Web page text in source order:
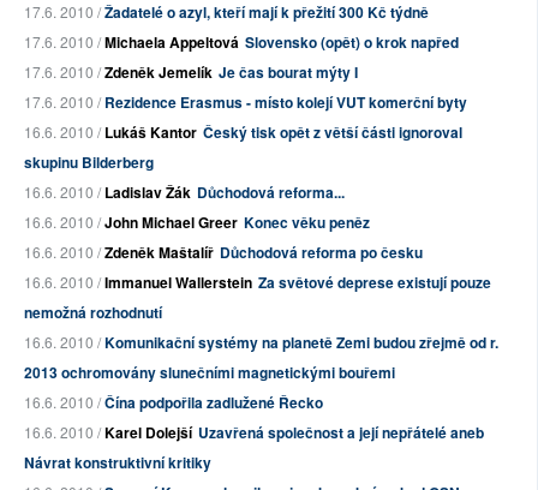
17.6. 2010 /Žadatelé o azyl, kteří mají k přežití 300 Kč týdně
17.6. 2010 /Michaela Appeltová Slovensko (opět) o krok napřed
17.6. 2010 /Zdeněk Jemelík Je čas bourat mýty I
17.6. 2010 /Rezidence Erasmus - místo kolejí VUT komerční byty
16.6. 2010 /Lukáš Kantor Český tisk opět z větší části ignoroval
skupinu Bilderberg
16.6. 2010 /Ladislav Žák Důchodová reforma...
16.6. 2010 /John Michael Greer Konec věku peněz
16.6. 2010 /Zdeněk Maštalíř Důchodová reforma po česku
16.6. 2010 /Immanuel Wallerstein Za světové deprese existují pouze
nemožná rozhodnutí
16.6. 2010 /Komunikační systémy na planetě Zemi budou zřejmě od r.
2013 ochromovány slunečními magnetickými bouřemi
16.6. 2010 /Čína podpořila zadlužené Řecko
16.6. 2010 /Karel Dolejší Uzavřená společnost a její nepřátelé aneb
Návrat konstruktivní kritiky